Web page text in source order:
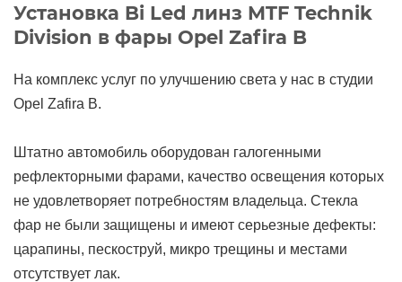
Установка Bi Led линз MTF Technik
Division в фары Opel Zafira B
На комплекс услуг по улучшению света у нас в студии
Opel Zafira B.
Штатно автомобиль оборудован галогенными
рефлекторными фарами, качество освещения которых
не удовлетворяет потребностям владельца. Cтекла
фар не были защищены и имеют серьезные дефекты:
царапины, пескоструй, микро трещины и местами
отсутствует лак.